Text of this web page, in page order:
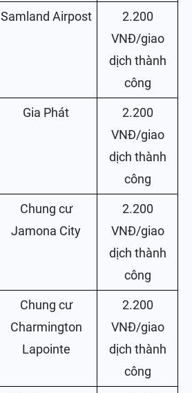
Samland Airpost
2.200
VNĐ/giao
dịch thành
công
Gia Phát
2.200
VNĐ/giao
dịch thành
công
Chung cư
Jamona City
2.200
VNĐ/giao
dịch thành
công
Chung cư
Charmington
Lapointe
2.200
VNĐ/giao
dịch thành
công